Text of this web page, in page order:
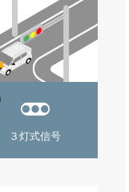
３灯式信号